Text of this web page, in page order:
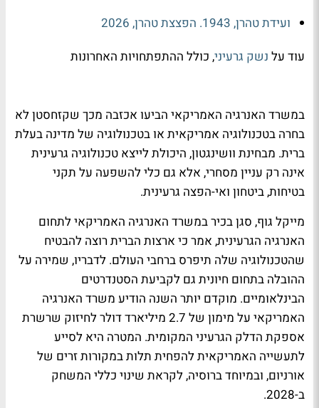
ועידת טהרן, 1943. הפצצת טהרן, 2026
עוד על נשק גרעיני, כולל ההתפתחויות האחרונות
במשרד האנרגיה האמריקאי הביעו אכזבה מכך שקזחסטן לא
בחרה בטכנולוגיה אמריקאית או בטכנולוגיה של מדינה בעלת
ברית. מבחינת וושינגטון, היכולת לייצא טכנולוגיה גרעינית
אינה רק עניין מסחרי, אלא גם כלי להשפעה על תקני
בטיחות, ביטחון ואי-הפצה גרעינית.
מייקל גוף, סגן בכיר במשרד האנרגיה האמריקאי לתחום
האנרגיה הגרעינית, אמר כי ארצות הברית רוצה להבטיח
שהטכנולוגיה שלה תיפרס ברחבי העולם. לדבריו, שמירה על
ההובלה בתחום חיונית גם לקביעת הסטנדרטים
הבינלאומיים. מוקדם יותר השנה הודיע משרד האנרגיה
האמריקאי על מימון של 2.7 מיליארד דולר לחיזוק שרשרת
אספקת הדלק הגרעיני המקומית. המטרה היא לסייע
לתעשייה האמריקאית להפחית תלות במקורות זרים של
אורניום, ובמיוחד ברוסיה, לקראת שינוי כללי המשחק
ב-2028.